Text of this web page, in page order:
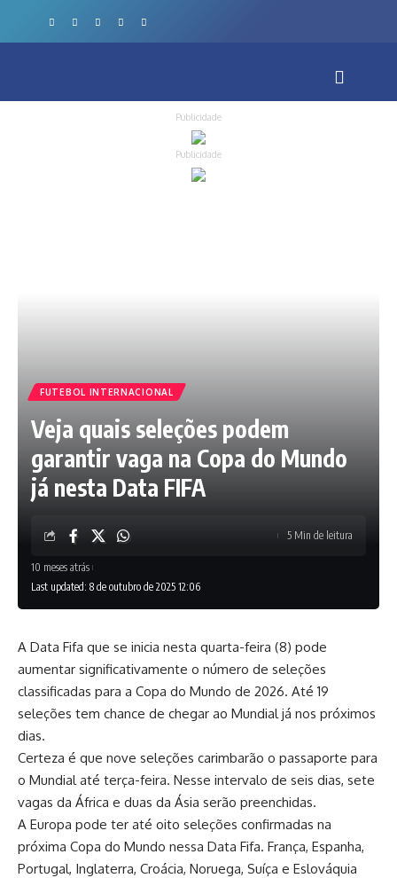
Publicidade
Publicidade
FUTEBOL INTERNACIONAL
Veja quais seleções podem
garantir vaga na Copa do Mundo
já nesta Data FIFA
Last updated: 8 de outubro de 2025 12:06
10 meses atrás
5 Min de leitura
A Data Fifa que se inicia nesta quarta-feira (8) pode
aumentar significativamente o número de seleções
classificadas para a Copa do Mundo de 2026. Até 19
seleções tem chance de chegar ao Mundial já nos próximos
dias.
Certeza é que nove seleções carimbarão o passaporte para
o Mundial até terça-feira. Nesse intervalo de seis dias, sete
vagas da África e duas da Ásia serão preenchidas.
A Europa pode ter até oito seleções confirmadas na
próxima Copa do Mundo nessa Data Fifa. França, Espanha,
Portugal, Inglaterra, Croácia, Noruega, Suíça e Eslováquia